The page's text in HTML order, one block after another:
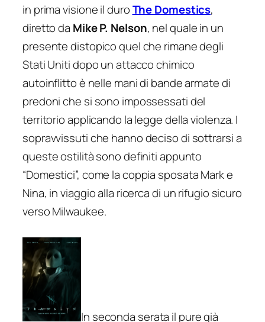
in prima visione il duroThe Domestics,
diretto da Mike P. Nelson, nel quale in un
presente distopico quel che rimane degli
Stati Uniti dopo un attacco chimico
autoinflitto è nelle mani di bande armate di
predoni che si sono impossessati del
territorio applicando la legge della violenza. I
sopravvissuti che hanno deciso di sottrarsi a
queste ostilità sono definiti appunto
“Domestici”, come la coppia sposata Mark e
Nina, in viaggio alla ricerca di un rifugio sicuro
verso Milwaukee.
In seconda serata il pure già